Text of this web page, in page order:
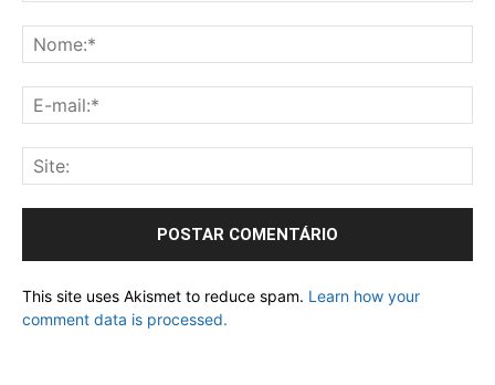
This site uses Akismet to reduce spam. Learn how your
comment data is processed.